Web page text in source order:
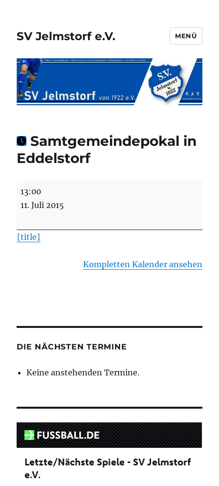
SV Jelmstorf e.V. MENÜ
Samtgemeindepokal in
Eddelstorf
13:00
11. Juli 2015
{title}
Kompletten Kalender ansehen
DIE NÄCHSTEN TERMINE
Keine anstehenden Termine.